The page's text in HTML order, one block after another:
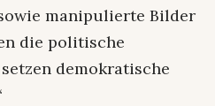
manipulierte Bilder
die politische
demokratische